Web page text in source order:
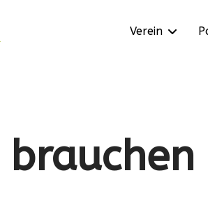
Verein